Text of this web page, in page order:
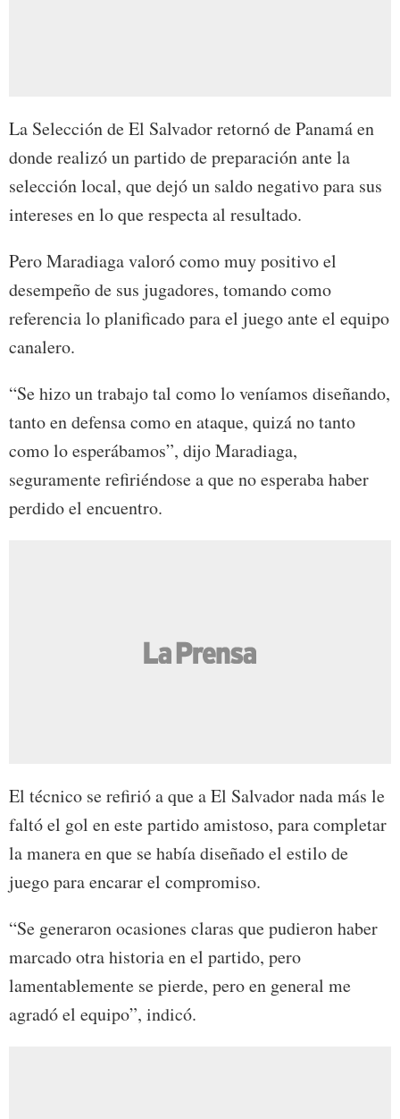
La Selección de El Salvador retornó de Panamá en
donde realizó un partido de preparación ante la
selección local, que dejó un saldo negativo para sus
intereses en lo que respecta al resultado.
Pero Maradiaga valoró como muy positivo el
desempeño de sus jugadores, tomando como
referencia lo planificado para el juego ante el equipo
canalero.
“Se hizo un trabajo tal como lo veníamos diseñando,
tanto en defensa como en ataque, quizá no tanto
como lo esperábamos”, dijo Maradiaga,
seguramente refiriéndose a que no esperaba haber
perdido el encuentro.
El técnico se refirió a que a El Salvador nada más le
faltó el gol en este partido amistoso, para completar
la manera en que se había diseñado el estilo de
juego para encarar el compromiso.
“Se generaron ocasiones claras que pudieron haber
marcado otra historia en el partido, pero
lamentablemente se pierde, pero en general me
agradó el equipo”, indicó.